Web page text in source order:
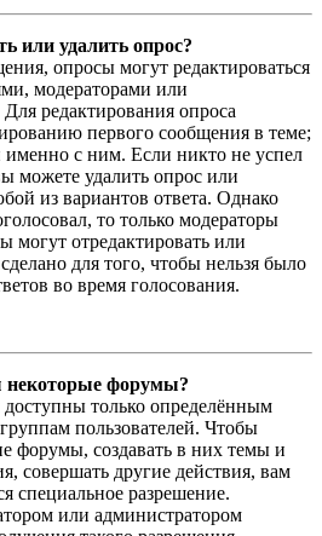
или удалить опрос?
опросы могут редактироваться
модераторами или
редактирования опроса
первого сообщения в теме;
именно с ним. Если никто не успел
можете удалить опрос или
из вариантов ответа. Однако
то только модераторы
могут отредактировать или
для того, чтобы нельзя было
во время голосования.
некоторые форумы?
только определённым
пользователей. Чтобы
форумы, создавать в них темы и
совершать другие действия, вам
специальное разрешение.
или администратором